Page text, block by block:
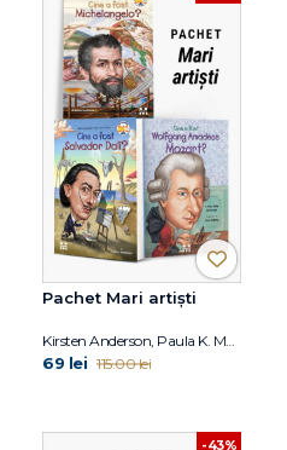
Pachet Mari artiști
Kirsten Anderson, Paula K. Manzanero, Yona Zeldis McDonough, Carrie Robbins
69 lei 115.00 lei
-43%